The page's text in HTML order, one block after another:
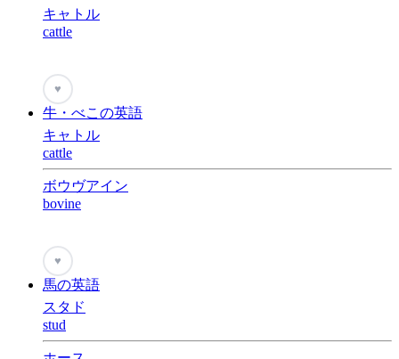
キャトル
cattle
♥
牛・べこの英語
キャトル
cattle
ボウヴアイン
bovine
♥
馬の英語
スタド
stud